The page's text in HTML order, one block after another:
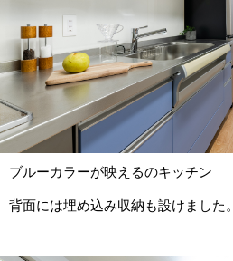
ブルーカラーが映えるのキッチン
背面には埋め込み収納も設けました。